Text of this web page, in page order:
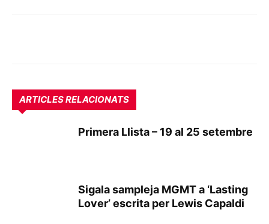
ARTICLES RELACIONATS
Primera Llista – 19 al 25 setembre
Sigala sampleja MGMT a ‘Lasting
Lover’ escrita per Lewis Capaldi